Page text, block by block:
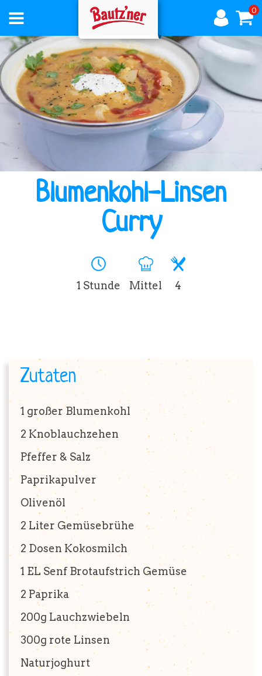
AKTUELLES
ÜBER
REZEPTE
SHOP
0
Blumenkohl-Linsen
Curry
1 Stunde Mittel 4
Zutaten
1 großer Blumenkohl
2 Knoblauchzehen
Pfeffer & Salz
Paprikapulver
Olivenöl
2 Liter Gemüsebrühe
2 Dosen Kokosmilch
1 EL Senf Brotaufstrich Gemüse
2 Paprika
200gLauchzwiebeln
300g rote Linsen
Naturjoghurt